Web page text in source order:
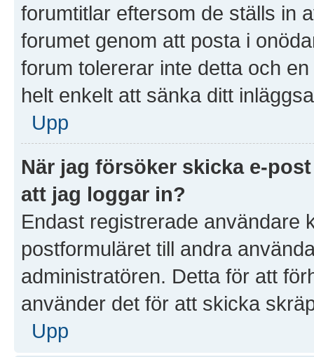
forumtitlar eftersom de ställs in
forumet genom att posta i
forum tolererar inte detta och
helt enkelt att sänka ditt
Upp
När jag försöker skicka e-
att jag loggar in?
Endast registrerade användare
postformuläret till andra
administratören. Detta för att
använder det för att skicka
Upp